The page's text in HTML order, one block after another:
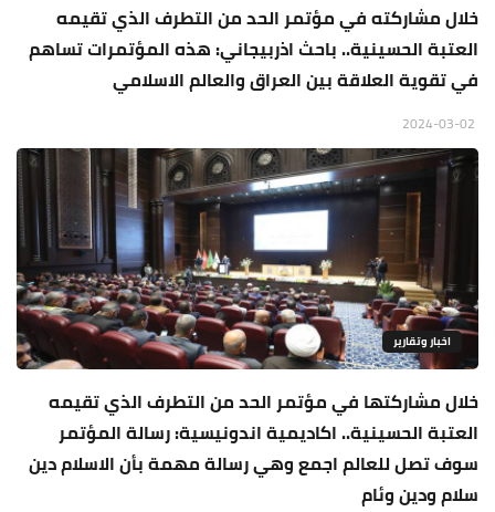
خلال مشاركته في مؤتمر الحد من التطرف الذي تقيمه
العتبة الحسينية.. باحث اذربيجاني: هذه المؤتمرات تساهم
في تقوية العلاقة بين العراق والعالم الاسلامي
اخبار وتقارير
خلال مشاركتها في مؤتمر الحد من التطرف الذي تقيمه
العتبة الحسينية.. اكاديمية اندونيسية: رسالة المؤتمر
سوف تصل للعالم اجمع وهي رسالة مهمة بأن الاسلام دين
سلام ودين وئام